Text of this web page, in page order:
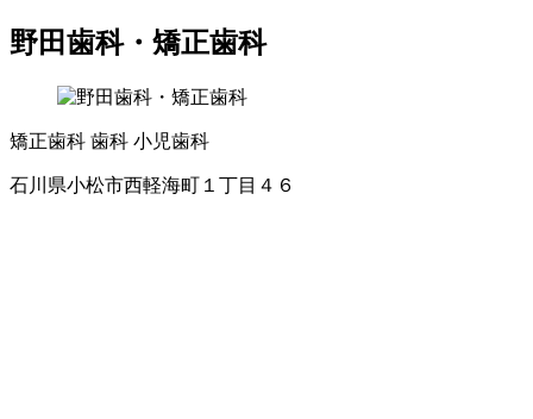
野田歯科・矯正歯科
矯正歯科 歯科 小児歯科
石川県小松市西軽海町１丁目４６